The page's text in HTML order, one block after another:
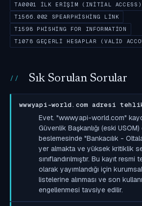
TA0001 İLK ERIŞIM (INITIAL ACCESS)
T1566.002 SPEARPHISHING LINK
T1598 PHISHING FOR INFORMATION
T1078 GEÇERLI HESAPLAR (VALID
Sık Sorulan Sorular
wwwyapi-world.com adresi
Evet. "wwwyapi-world.com"
Güvenlik Başkanlığı (eski
beslemesinde "Bankacılık -
yer almakta ve yüksek kritiklik
sınıflandırılmıştır. Bu kayıt resmi
olarak yayımlandığı için
listelerine alınması ve son
engellenmesi tavsiye edilir.